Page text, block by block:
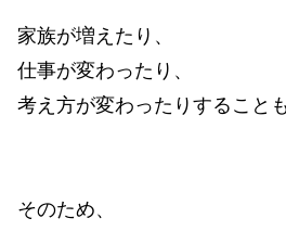
家族が増えたり、
仕事が変わったり、
考え方が変わったりすること
そのため、